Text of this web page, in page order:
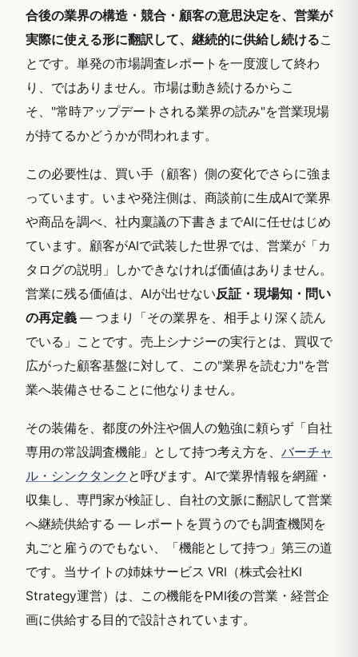
合後の業界の構造・競合・顧客の意思決定を、営業が
実際に使える形に翻訳して、継続的に供給し続けるこ
とです。単発の市場調査レポートを一度渡して終わ
り、ではありません。市場は動き続けるからこ
そ、"常時アップデートされる業界の読み"を営業現場
が持てるかどうかが問われます。
この必要性は、買い手（顧客）側の変化でさらに強ま
っています。いまや発注側は、商談前に生成AIで業界
や商品を調べ、社内稟議の下書きまでAIに任せはじめ
ています。顧客がAIで武装した世界では、営業が「カ
タログの説明」しかできなければ価値はありません。
営業に残る価値は、AIが出せない反証・現場知・問い
の再定義 — つまり「その業界を、相手より深く読ん
でいる」ことです。売上シナジーの実行とは、買収で
広がった顧客基盤に対して、この"業界を読む力"を営
業へ装備させることに他なりません。
その装備を、都度の外注や個人の勉強に頼らず「自社
専用の常設調査機能」として持つ考え方を、 バーチャ
ル・シンクタンク と呼びます。AIで業界情報を網羅・
収集し、専門家が検証し、自社の文脈に翻訳して営業
へ継続供給する — レポートを買うのでも調査機関を
丸ごと雇うのでもない、「機能として持つ」第三の道
です。当サイトの姉妹サービス VRI（株式会社KI
Strategy運営）は、この機能をPMI後の営業・経営企
画に供給する目的で設計されています。